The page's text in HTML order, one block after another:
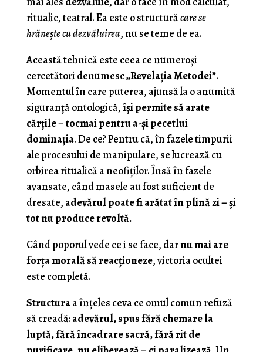
ritualic, teatral. Ea este o structurăcare se
hrănește cu dezvăluirea, nu se teme de ea.
Această tehnică este ceea ce numeroşi
cercetători denumesc„Revelația Metodei”.
Momentul în care puterea, ajunsă la o anumită
siguranță ontologică,își permite să arate
cărțile – tocmai pentru a-și pecetlui
dominația. De ce? Pentru că, în fazele timpurii
ale procesului de manipulare, se lucrează cu
orbirea ritualică a neofiților. Însă în fazele
avansate, când masele au fost suficient de
dresate, adevărul poate fi arătat în plină zi – și
tot nu produce revoltă.
Când poporul vede ce i se face, darnu mai are
forța morală să reacționeze, victoria ocultei
este completă.
Structuraa înțeles ceva ce omul comun refuză
să creadă:adevărul, spus fără chemare la
luptă, fără încadrare sacră, fără rit de